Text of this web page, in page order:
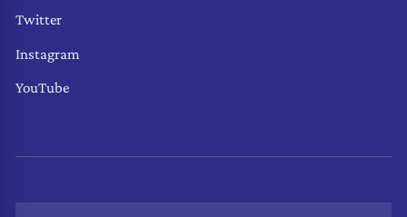
Twitter
Instagram
YouTube